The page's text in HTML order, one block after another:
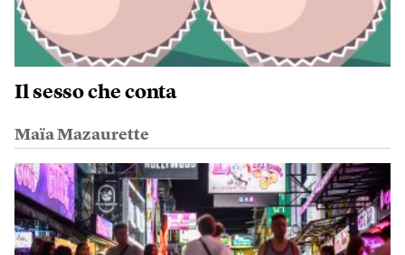
Il sesso che conta
Maïa Mazaurette